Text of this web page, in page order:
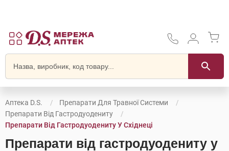
Аптека D.S.
Препарати Для Травної Системи
Препарати Від Гастродуодениту
Препарати Від Гастродуодениту У Східнеці
Препарати від гастродуодениту у